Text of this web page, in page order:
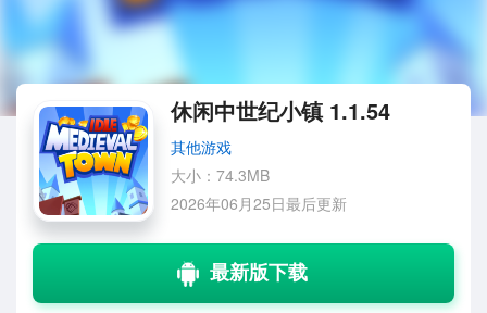
休闲中世纪小镇 1.1.54
其他游戏
大小：74.3MB
2026年06月25日最后更新